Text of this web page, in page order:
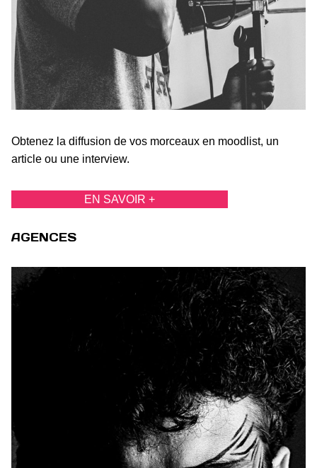
Obtenez la diffusion de vos morceaux en moodlist, un
article ou une interview.
EN SAVOIR +
AGENCES